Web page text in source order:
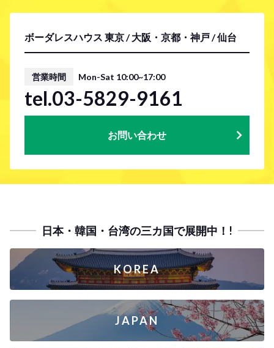
ボーダレスハウス 東京 / 大阪・京都・神戸 / 仙台
営業時間 Mon-Sat 10:00~17:00
tel.03-5829-9161
お問い合わせ
日本・韓国・台湾の三カ国で展開中！!
KOREA
JAPAN